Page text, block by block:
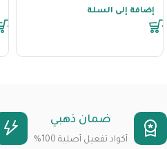
إضافة إلى السلة
ضمان ذهبي
أكواد تفعيل أصلية 100%